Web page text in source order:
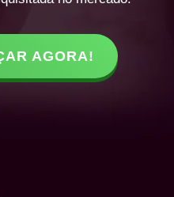
AGORA!